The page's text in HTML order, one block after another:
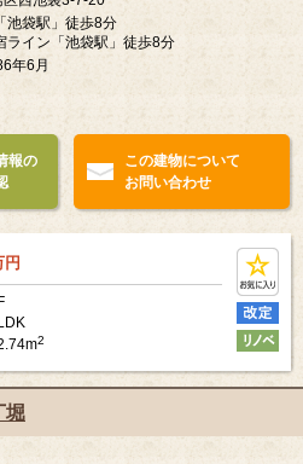
池袋駅」徒歩8分
ライン「池袋駅」徒歩8分
年6月
報の
この建物について
お問い合わせ
円
2
堀